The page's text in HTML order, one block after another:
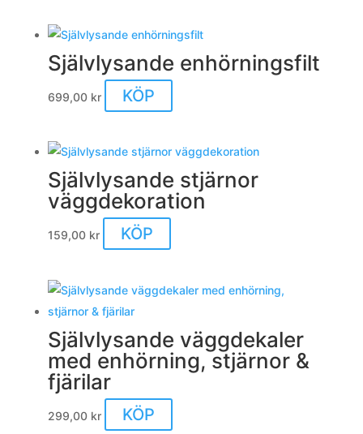
Självlysande enhörningsfilt
699,00 kr KÖP
Självlysande stjärnor
väggdekoration
159,00 kr KÖP
Självlysande väggdekaler
med enhörning, stjärnor &
fjärilar
299,00 kr KÖP